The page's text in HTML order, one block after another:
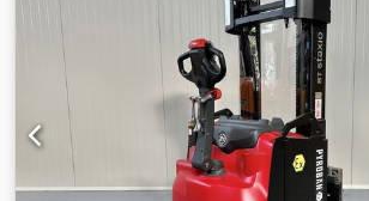
garantieren auch den Service der Geräte
Garantie. Die Minibagger werden auf
Aufsicht europäischer Techniker
Ausrüstung ist stark strukturiert und
Bedingungen eingesetzt werden. Es hat
Torsionsarm. TECHNISCHE DATEN: ✒︎
Gesamtgewicht (kg): 1000 ✒︎ Leistung (PS
KOPP ✒︎ Anzahl der Zylinder: 1 ✒︎